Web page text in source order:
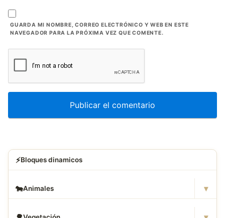
GUARDA MI NOMBRE, CORREO ELECTRÓNICO Y WEB EN ESTE
NAVEGADOR PARA LA PRÓXIMA VEZ QUE COMENTE.
⚡Bloques dinamicos
🐄Animales ▾